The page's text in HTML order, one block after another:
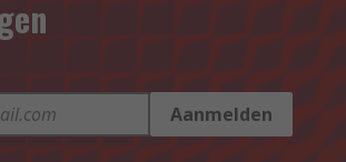
Aanmelden